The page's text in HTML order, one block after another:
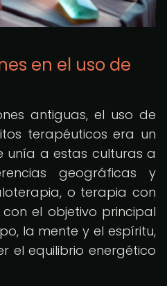
en el uso de
antiguas, el uso de
terapéuticos era un
unía a estas culturas a
geográficas y
o terapia con
el objetivo principal
la mente y el espíritu,
el equilibrio energético